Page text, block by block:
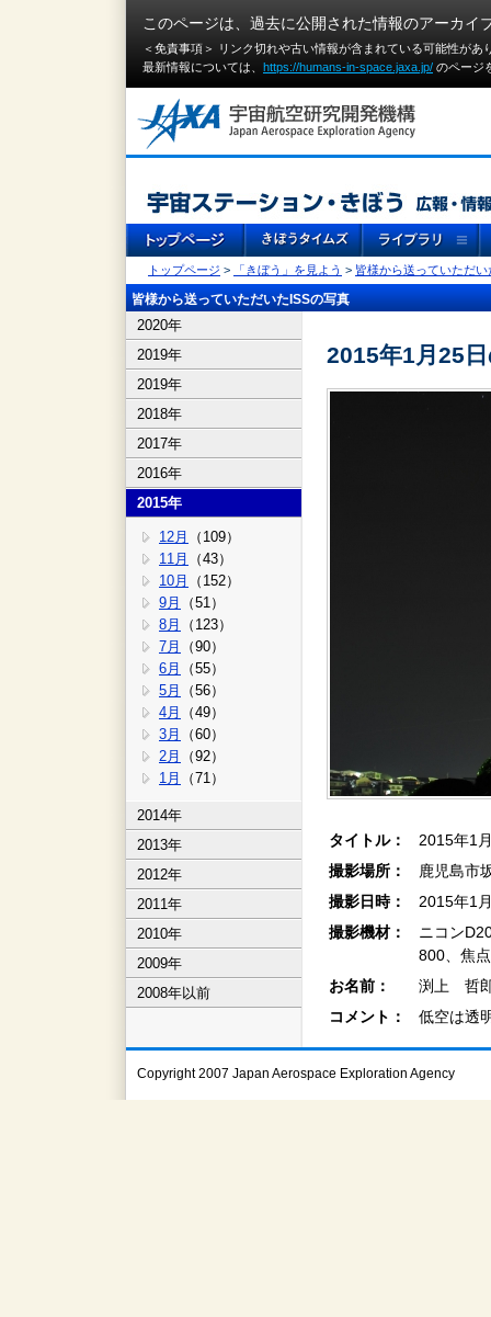
このページは、過去に公開された情報のアーカイ
＜免責事項＞ リンク切れや古い情報が含まれている可能性が
最新情報については、 https://humans-in-space.jaxa.jp/ のページ
トップページ > 「きぼう」を見よう > 皆様から送っていただい
皆様から送っていただいたISSの写真
2020年
2019年
2019年
2018年
2017年
2016年
2015年
12月
（109）
11月
（43）
10月
（152）
9月
（51）
8月
（123）
7月
（90）
6月
（55）
5月
（56）
4月
（49）
3月
（60）
2月
（92）
1月
（71）
2014年
2013年
2012年
2011年
2010年
2009年
2008年以前
2015年1月25
タイトル：
2015年1
撮影場所：
鹿児島市
撮影日時：
2015年1
撮影機材：
ニコン
800、焦
お名前：
渕上 哲
コメント：
低空は透
Copyright 2007 Japan Aerospace Exploration Agency